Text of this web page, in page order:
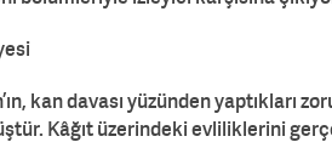
kan davası yüzünden yaptıkları
Kâğıt üzerindeki evliliklerini